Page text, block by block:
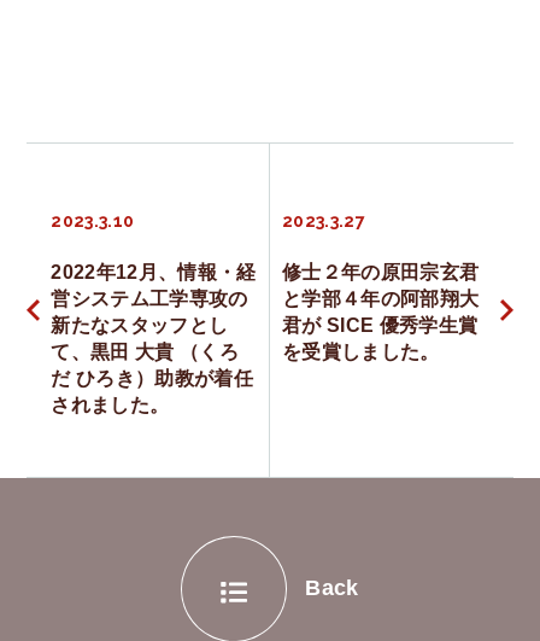
ナ
ビ
2023.3.10
2022年12月、情報・経
営システム工学専攻の
新たなスタッフとし
て、黒田 大貴 （くろ
だ ひろき）助教が着任
されました。
2023.3.27
修士２年の原田宗玄君
と学部４年の阿部翔大
君が SICE 優秀学生賞
を受賞しました。
Back